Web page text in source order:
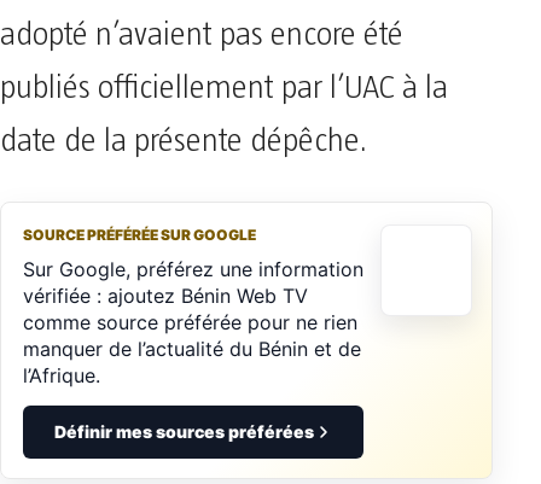
adopté n’avaient pas encore été
publiés officiellement par l’UAC à la
date de la présente dépêche.
SOURCE PRÉFÉRÉE SUR GOOGLE
Sur Google, préférez une information
vérifiée : ajoutez Bénin Web TV
comme source préférée pour ne rien
manquer de l’actualité du Bénin et de
l’Afrique.
Définir mes sources préférées